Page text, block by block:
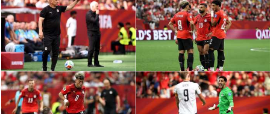
الدوري الإسباني
دوري أبطال أوروبا
القسم الثاني
رياضات أخرى
أمم إفريقيا